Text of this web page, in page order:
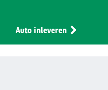
Auto inleveren